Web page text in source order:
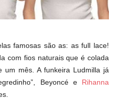
famosas são as: as full lace!
com fios naturais que é colada
mês. A funkeira Ludmilla já
Beyoncé e Rihanna